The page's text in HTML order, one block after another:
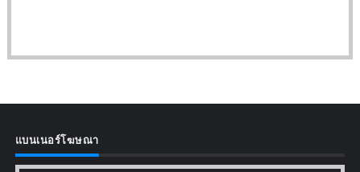
แบนเนอร์โฆษณา